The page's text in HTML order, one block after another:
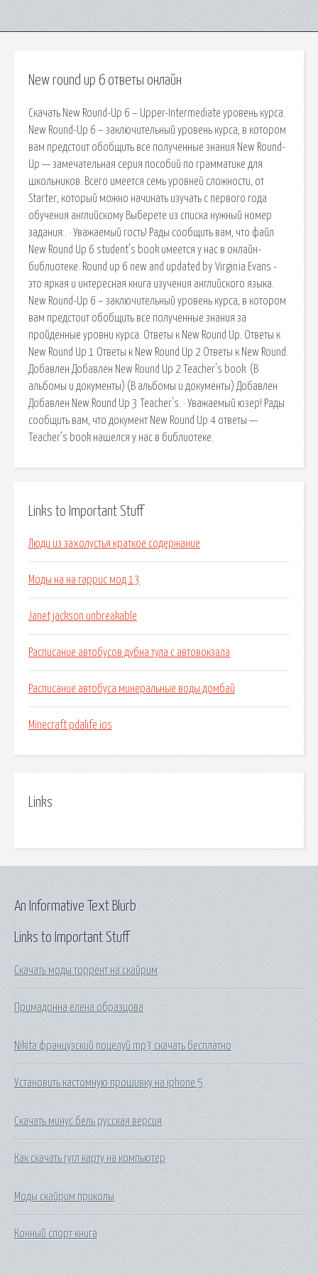
New round up 6 ответы онлайн
Скачать New Round-Up 6 – Upper-Intermediate уровень курса.
New Round-Up 6 – заключительный уровень курса, в котором
вам предстоит обобщить все полученные знания New Round-
Up — замечательная серия пособий по грамматике для
школьников. Всего имеется семь уровней сложности, от
Starter, который можно начинать изучать с первого года
обучения английскому Выберете из списка нужный номер
задания:. · Уважаемый гость! Рады сообщить вам, что файл
New Round Up 6 student’s book имеется у нас в онлайн-
библиотеке. Round up 6 new and updated by Virginia Evans -
это яркая и интересная книга изучения английского языка.
New Round-Up 6 – заключительный уровень курса, в котором
вам предстоит обобщить все полученные знания за
пройденные уровни курса. Ответы к New Round Up. Ответы к
New Round Up 1 Ответы к New Round Up 2 Ответы к New Round.
Добавлен Добавлен New Round Up 2 Teacher's book. (В
альбомы и документы) (В альбомы и документы) Добавлен
Добавлен New Round Up 3 Teacher's. · Уважаемый юзер! Рады
сообщить вам, что документ New Round Up 4 ответы —
Teacher’s book нашелся у нас в библиотеке.
Links to Important Stuff
Люди из захолустья краткое содержание
Моды на на гаррис мод 13
Janet jackson unbreakable
Расписание автобусов дубна тула с автовокзала
Расписание автобуса минеральные воды домбай
Minecraft pdalife ios
Links
Links to Important Stuff
Скачать моды торрент на скайрим
Примадонна елена образцова
Nikita французский поцелуй mp3 скачать бесплатно
Установить кастомную прошивку на iphone 5
Скачать минус бель русская версия
Как скачать гугл карту на компьютер
Моды скайрим приколы
Конный спорт книга
An Informative Text Blurb